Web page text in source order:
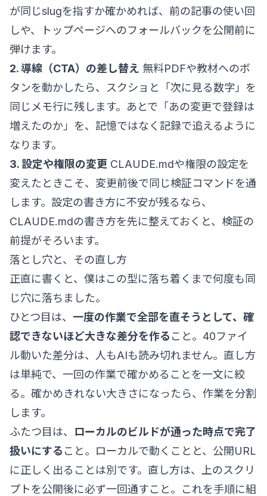
が同じslugを指すか確かめれば、前の記事の使い回
しや、トップページへのフォールバックを公開前に
弾けます。
2. 導線（CTA）の差し替え 無料PDFや教材へのボ
タンを動かしたら、スクショと「次に見る数字」を
同じメモ行に残します。あとで「あの変更で登録は
増えたのか」を、記憶ではなく記録で追えるように
なります。
3. 設定や権限の変更 CLAUDE.mdや権限の設定を
変えたときこそ、変更前後で同じ検証コマンドを通
します。設定の書き方に不安が残るなら、
CLAUDE.mdの書き方を先に整えておくと、検証の
前提がそろいます。
落とし穴と、その直し方
正直に書くと、僕はこの型に落ち着くまで何度も同
じ穴に落ちました。
ひとつ目は、 一度の作業で全部を直そうとして、確
認できないほど大きな差分を作る こと。40ファイ
ル動いた差分は、人もAIも読み切れません。直し方
は単純で、一回の作業で確かめることを一文に絞
る。確かめきれない大きさになったら、作業を分割
します。
ふたつ目は、 ローカルのビルドが通った時点で完了
扱いにする こと。ローカルで動くことと、公開URL
に正しく出ることは別です。直し方は、上のスクリ
プトを公開後に必ず一回通すこと。これを手順に組